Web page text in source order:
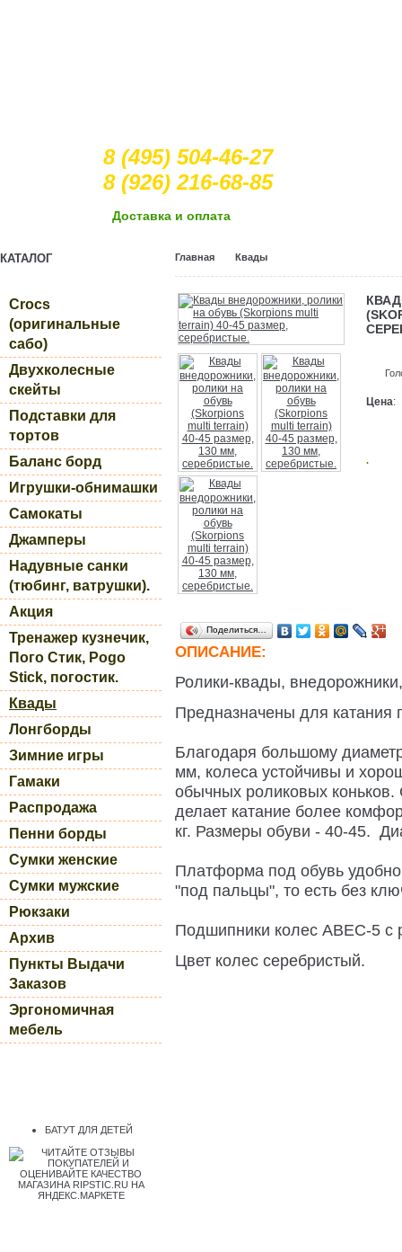
8 (495) 504-46-27
8 (926) 216-68-85
Доcтавка и оплата
КАТАЛОГ
Crocs
(оригинальные
сабо)
Двухколесные
скейты
Подставки для
тортов
Баланс борд
Игрушки-обнимашки
Самокаты
Джамперы
Надувные санки
(тюбинг, ватрушки).
Акция
Тренажер кузнечик,
Пого Стик, Pogo
Stick, погостик.
Квады
Лонгборды
Зимние игры
Гамаки
Распродажа
Пенни борды
Сумки женские
Сумки мужские
Рюкзаки
Архив
Пункты Выдачи
Заказов
Эргономичная
мебель
БАТУТ ДЛЯ ДЕТЕЙ
Главная Квады
Цена:
.
Поделиться…
ОПИСАНИЕ:
Ролики-квады,
Предназначены для катания
Благодаря большому
мм, колеса устойчивы и
обычных роликовых
делает катание более
кг. Размеры обуви - 40-45.
Платформа под обувь удобно
"под пальцы", то есть без
Подшипники колес ABEC-5 с
Цвет колес серебристый.